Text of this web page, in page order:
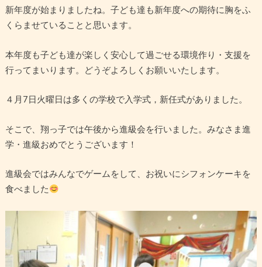
新年度が始まりましたね。子ども達も新年度への期待に胸をふ
くらませていることと思います。
本年度も子ども達が楽しく安心して過ごせる環境作り・支援を
行ってまいります。どうぞよろしくお願いいたします。
４月7日火曜日は多くの学校で入学式，新任式がありました。
そこで、翔っ子では午後から進級会を行いました。みなさま進
学・進級おめでとうございます！
進級会ではみんなでゲームをして、お祝いにシフォンケーキを
食べました